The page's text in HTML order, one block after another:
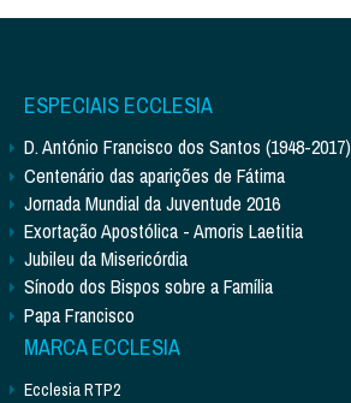
ESPECIAIS ECCLESIA
D. António Francisco dos Santos (1948-2017)
Centenário das aparições de Fátima
Jornada Mundial da Juventude 2016
Exortação Apostólica - Amoris Laetitia
Jubileu da Misericórdia
Sínodo dos Bispos sobre a Família
Papa Francisco
MARCA ECCLESIA
Ecclesia RTP2